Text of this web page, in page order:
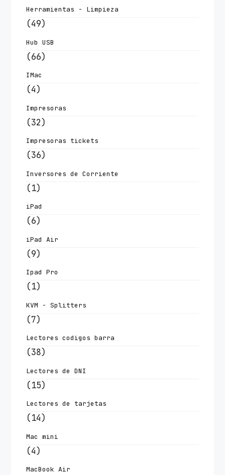
Herramientas - Limpieza
(49)
Hub USB
(66)
IMac
(4)
Impresoras
(32)
Impresoras tickets
(36)
Inversores de Corriente
(1)
iPad
(6)
iPad Air
(9)
Ipad Pro
(1)
KVM - Splitters
(7)
Lectores codigos barra
(38)
Lectores de DNI
(15)
Lectores de tarjetas
(14)
Mac mini
(4)
MacBook Air